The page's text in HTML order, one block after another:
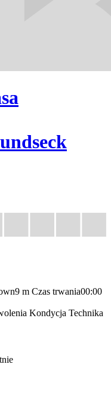
9 m Czas trwania00:00
Kondycja Technika